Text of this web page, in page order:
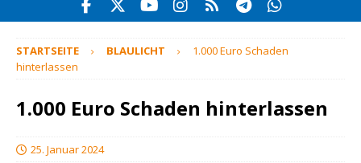
STARTSEITE BLAULICHT
1.000 Euro Schaden
hinterlassen
1.000 Euro Schaden hinterlassen
25. Januar 2024